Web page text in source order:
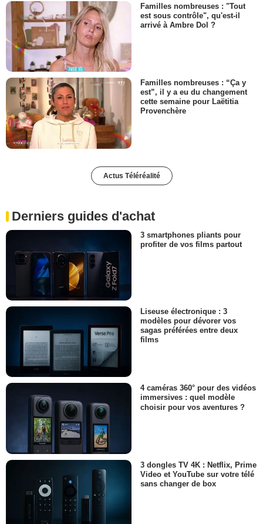
Familles nombreuses : "Tout
est sous contrôle", qu'est-il
arrivé à Ambre Dol ?
Familles nombreuses : “Ça y
est”, il y a eu du changement
cette semaine pour Laëtitia
Provenchère
Actus Téléréalité
Derniers guides d'achat
3 smartphones pliants pour
profiter de vos films partout
Liseuse électronique : 3
modèles pour dévorer vos
sagas préférées entre deux
films
4 caméras 360° pour des vidéos
immersives : quel modèle
choisir pour vos aventures ?
3 dongles TV 4K : Netflix, Prime
Video et YouTube sur votre télé
sans changer de box